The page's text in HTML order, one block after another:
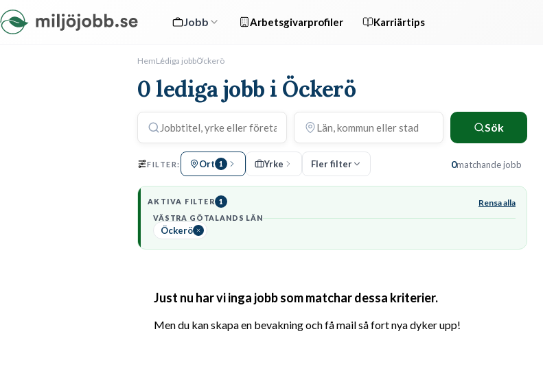
Jobb Arbetsgivarprofiler Karriärtips
HemLediga jobbÖckerö
0 lediga jobb i Öckerö
Sök
FILTER: Ort 1 Yrke Fler filter 0matchande jobb
AKTIVA FILTER 1 Rensa alla
VÄSTRA GÖTALANDS LÄN
Öckerö
Just nu har vi inga jobb som matchar dessa kriterier.
Men du kan skapa en bevakning och få mail så fort nya dyker upp!